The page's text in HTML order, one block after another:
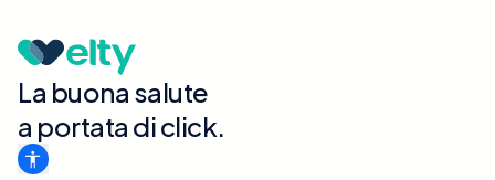
La buona salute
a portata di click.